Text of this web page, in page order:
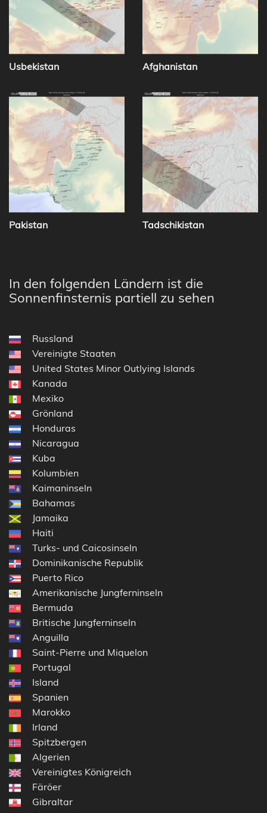
Usbekistan Afghanistan
Pakistan Tadschikistan
In den folgenden Ländern ist die
Sonnenfinsternis partiell zu sehen
Russland
Vereinigte Staaten
United States Minor Outlying Islands
Kanada
Mexiko
Grönland
Honduras
Nicaragua
Kuba
Kolumbien
Kaimaninseln
Bahamas
Jamaika
Haiti
Turks- und Caicosinseln
Dominikanische Republik
Puerto Rico
Amerikanische Jungferninseln
Bermuda
Britische Jungferninseln
Anguilla
Saint-Pierre und Miquelon
Portugal
Island
Spanien
Marokko
Irland
Spitzbergen
Algerien
Vereinigtes Königreich
Färöer
Gibraltar